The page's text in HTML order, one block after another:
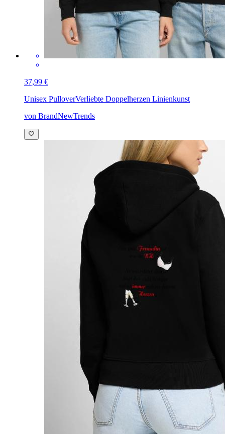
37,99 €
Unisex PulloverVerliebte Doppelherzen Linienkunst
von BrandNewTrends